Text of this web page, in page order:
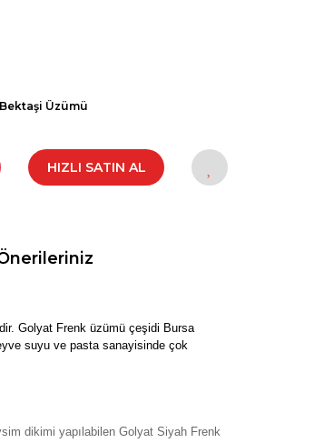
Üzümü
HIZLI SATIN AL
Golyat Frenk üzümü çeşidi Bursa
suyu ve pasta sanayisinde çok
dikimi yapılabilen Golyat Siyah Frenk